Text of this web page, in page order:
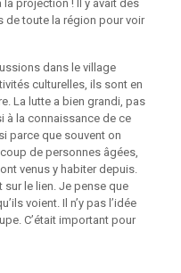
la projection ! Il y avait des
de toute la région pour voir
dans le village
culturelles, ils sont en
La lutte a bien grandi, pas
à la connaissance de ce
parce que souvent on
de personnes âgées,
venus y habiter depuis.
sur le lien. Je pense que
voient. Il n’y pas l’idée
C’était important pour